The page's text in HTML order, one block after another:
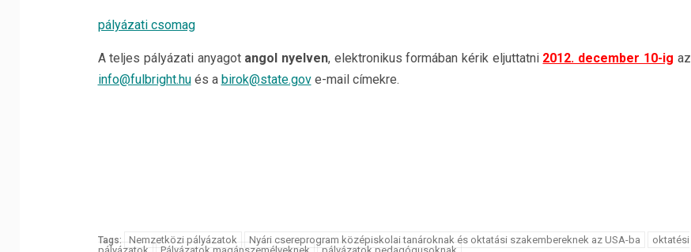
pályázati csomag
A teljes pályázati anyagot angol nyelven, elektronikus formában kérik eljuttatni 2012. december 10-ig az
info@fulbright.hués a birok@state.gove-mail címekre.
Tags: Nemzetközi pályázatok Nyári csereprogram középiskolai tanároknak és oktatási szakembereknek az USA-ba
oktatési